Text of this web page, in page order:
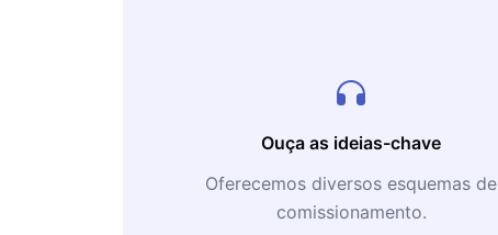
Ouça as ideias-chave
Oferecemos diversos esquemas de
comissionamento.